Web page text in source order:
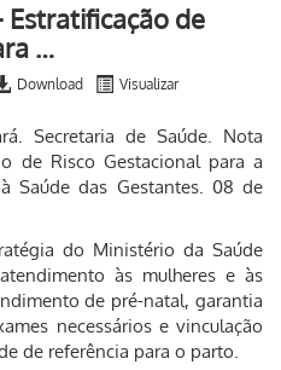
Estratificação de
…
Download Visualizar
Secretaria de Saúde. Nota
de Risco Gestacional para a
Saúde das Gestantes. 08 de
do Ministério da Saúde
às mulheres e às
de pré-natal, garantia
necessários e vinculação
de referência para o parto.